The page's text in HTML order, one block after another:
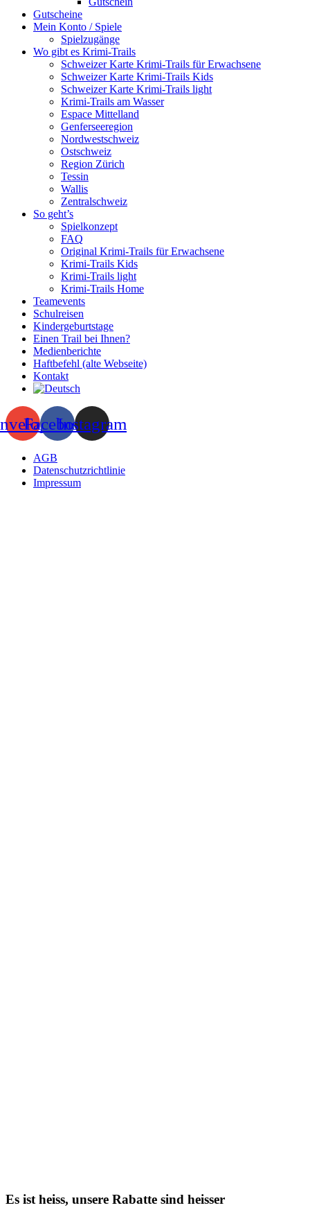
Gutscheine
Mein Konto / Spiele
Spielzugänge
Wo gibt es Krimi-Trails
Schweizer Karte Krimi-Trails für Erwachsene
Schweizer Karte Krimi-Trails Kids
Schweizer Karte Krimi-Trails light
Krimi-Trails am Wasser
Espace Mittelland
Genferseeregion
Nordwestschweiz
Ostschweiz
Region Zürich
Tessin
Wallis
Zentralschweiz
So geht’s
Spielkonzept
FAQ
Original Krimi-Trails für Erwachsene
Krimi-Trails Kids
Krimi-Trails light
Krimi-Trails Home
Teamevents
Schulreisen
Kindergeburtstage
Einen Trail bei Ihnen?
Medienberichte
Haftbefehl (alte Webseite)
Kontakt
FacebookInstagram
AGB
Datenschutzrichtlinie
Impressum
Es ist heiss, unsere Rabatte sind heisser